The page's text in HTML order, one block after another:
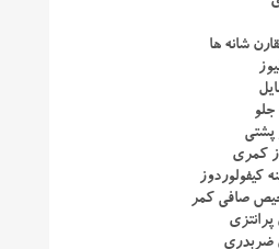
شانه ها
پشتی
کمری
کیفولوردوز
صافی کمر
ضربدری